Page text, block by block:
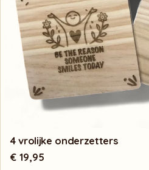
4 vrolijke onderzetters
€ 19,95